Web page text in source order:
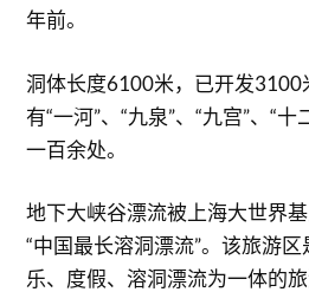
年前。
洞体长度6100米，已开发3100
有“一河”、“九泉”、“九宫”、“
一百余处。
地下大峡谷漂流被上海大世界
“中国最长溶洞漂流”。该旅游
乐、度假、溶洞漂流为一体的旅